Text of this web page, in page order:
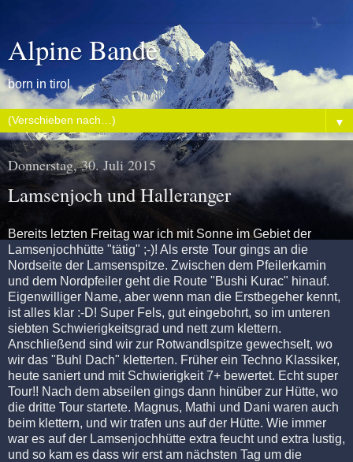
Alpine Bande
born in tirol
▼
Donnerstag, 30. Juli 2015
Lamsenjoch und Halleranger
Bereits letzten Freitag war ich mit Sonne im Gebiet der
Lamsenjochhütte "tätig" ;-)! Als erste Tour gings an die
Nordseite der Lamsenspitze. Zwischen dem Pfeilerkamin
und dem Nordpfeiler geht die Route "Bushi Kurac" hinauf.
Eigenwilliger Name, aber wenn man die Erstbegeher kennt,
ist alles klar :-D! Super Fels, gut eingebohrt, so im unteren
siebten Schwierigkeitsgrad und nett zum klettern.
Anschließend sind wir zur Rotwandlspitze gewechselt, wo
wir das "Buhl Dach" kletterten. Früher ein Techno Klassiker,
heute saniert und mit Schwierigkeit 7+ bewertet. Echt super
Tour!! Nach dem abseilen gings dann hinüber zur Hütte, wo
die dritte Tour startete. Magnus, Mathi und Dani waren auch
beim klettern, und wir trafen uns auf der Hütte. Wie immer
war es auf der Lamsenjochhütte extra feucht und extra lustig,
und so kam es dass wir erst am nächsten Tag um die